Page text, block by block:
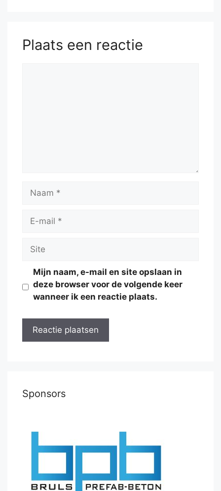
Kd7
Plaats een reactie
Naam
Site
Mijn naam, e-mail en site opslaan in
deze browser voor de volgende keer
wanneer ik een reactie plaats.
Sponsors